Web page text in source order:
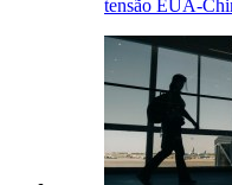
tensão EUA-